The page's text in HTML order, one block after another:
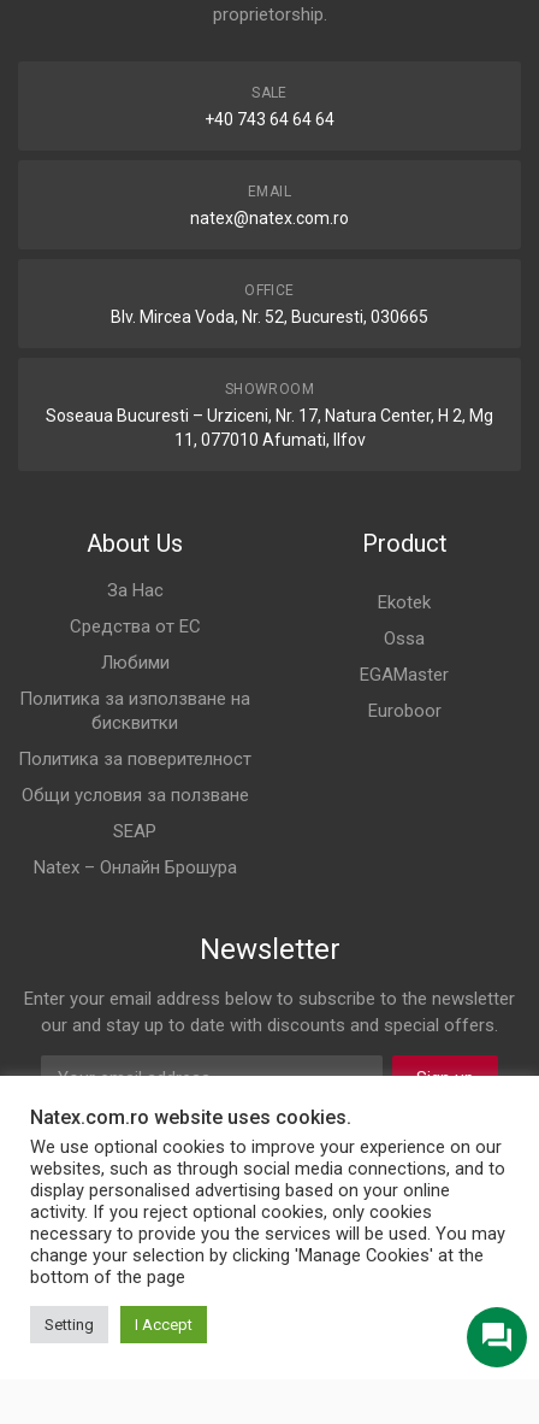
proprietorship.
SALE
+40 743 64 64 64
EMAIL
natex@natex.com.ro
OFFICE
Blv. Mircea Voda, Nr. 52, Bucuresti, 030665
SHOWROOM
Soseaua Bucuresti – Urziceni, Nr. 17, Natura Center, H 2, Mg
11, 077010 Afumati, Ilfov
About Us
За Нас
Средства от ЕС
Любими
Политика за използване на
бисквитки
Политика за поверителност
Общи условия за ползване
SEAP
Natex – Онлайн Брошура
Product
Ekotek
Ossa
EGAMaster
Euroboor
Newsletter
Enter your email address below to subscribe to the newsletter
our and stay up to date with discounts and special offers.
Sign up
Follow us on
FacebookTwitterInstagramLinkedIn
© 2026 NATEX INT SRL
Natex.com.ro website uses cookies.
We use optional cookies to improve your experience on our
websites, such as through social media connections, and to
display personalised advertising based on your online
activity. If you reject optional cookies, only cookies
necessary to provide you the services will be used. You may
change your selection by clicking 'Manage Cookies' at the
bottom of the page
Setting I Accept